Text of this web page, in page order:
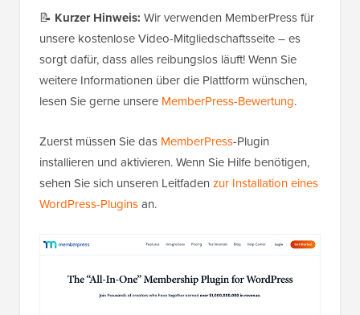
📝 Kurzer Hinweis: Wir verwenden MemberPress für
unsere kostenlose Video-Mitgliedschaftsseite – es
sorgt dafür, dass alles reibungslos läuft! Wenn Sie
weitere Informationen über die Plattform wünschen,
lesen Sie gerne unsere MemberPress-Bewertung.
Zuerst müssen Sie das MemberPress-Plugin
installieren und aktivieren. Wenn Sie Hilfe benötigen,
sehen Sie sich unseren Leitfaden zur Installation eines
WordPress-Pluginsan.